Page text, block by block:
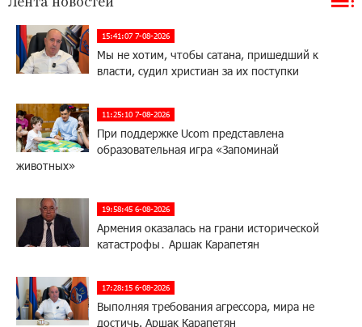
15:41:07 7-08-2026
Мы не хотим, чтобы сатана, пришедший к
власти, судил христиан за их поступки
11:25:10 7-08-2026
При поддержке Ucom представлена
образовательная игра «Запоминай
животных»
19:58:45 6-08-2026
Армения оказалась на грани исторической
катастрофы․ Аршак Карапетян
17:28:15 6-08-2026
Выполняя требования агрессора, мира не
достичь. Аршак Карапетян